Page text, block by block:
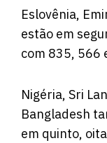
Eslovênia,
estão em
com 835, 566
Nigéria, Sri
Bangladesh
em quinto,